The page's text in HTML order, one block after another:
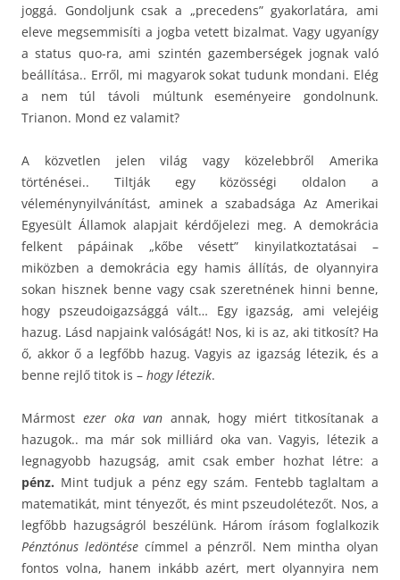
joggá. Gondoljunk csak a „precedens” gyakorlatára, ami
eleve megsemmisíti a jogba vetett bizalmat. Vagy ugyanígy
a status quo-ra, ami szintén gazemberségek jognak való
beállítása.. Erről, mi magyarok sokat tudunk mondani. Elég
a nem túl távoli múltunk eseményeire gondolnunk.
Trianon. Mond ez valamit?
A közvetlen jelen világ vagy közelebbről Amerika
történései.. Tiltják egy közösségi oldalon a
véleménynyilvánítást, aminek a szabadsága Az Amerikai
Egyesült Államok alapjait kérdőjelezi meg. A demokrácia
felkent pápáinak „kőbe vésett” kinyilatkoztatásai –
miközben a demokrácia egy hamis állítás, de olyannyira
sokan hisznek benne vagy csak szeretnének hinni benne,
hogy pszeudoigazsággá vált… Egy igazság, ami velejéig
hazug. Lásd napjaink valóságát! Nos, ki is az, aki titkosít? Ha
ő, akkor ő a legfőbb hazug. Vagyis az igazság létezik, és a
benne rejlő titok is – hogy létezik.
Mármost ezer oka vanannak, hogy miért titkosítanak a
hazugok.. ma már sok milliárd oka van. Vagyis, létezik a
legnagyobb hazugság, amit csak ember hozhat létre: a
pénz. Mint tudjuk a pénz egy szám. Fentebb taglaltam a
matematikát, mint tényezőt, és mint pszeudolétezőt. Nos, a
legfőbb hazugságról beszélünk. Három írásom foglalkozik
Pénztónus ledöntése címmel a pénzről. Nem mintha olyan
fontos volna, hanem inkább azért, mert olyannyira nem